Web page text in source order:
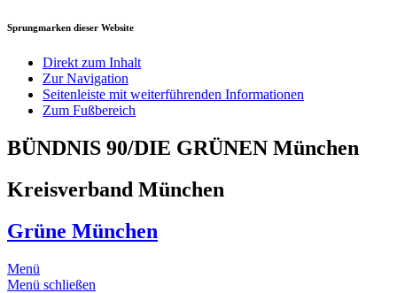
Sprungmarken dieser Website
Direkt zum Inhalt
Zur Navigation
Seitenleiste mit weiterführenden Informationen
Zum Fußbereich
BÜNDNIS 90/DIE GRÜNEN München
Kreisverband München
Grüne München
Menü
Menü schließen